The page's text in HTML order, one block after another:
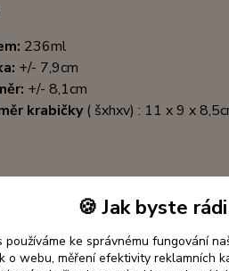
236ml
+/- 7,9cm
+/- 8,1cm
krabičky( šxhxv) : 11 x 9 x
🍪 Jak byste
používáme ke správnému fungování
o webu, měření efektivity reklamních